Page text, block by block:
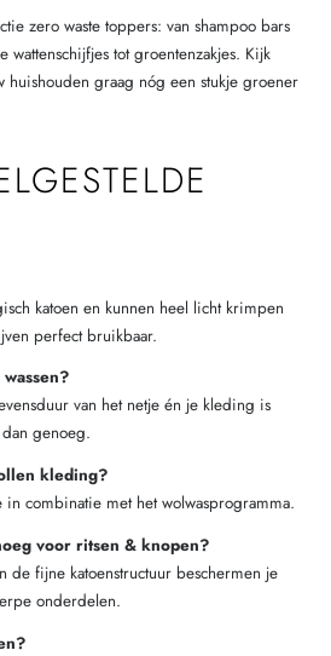
zero waste toppers: van shampoo bars
wattenschijfjes tot groentenzakjes. Kijk
huishouden graag nóg een stukje groener
katoen en kunnen heel licht krimpen
perfect bruikbaar.
van het netje én je kleding is
genoeg.
kleding?
in combinatie met het wolwasprogramma.
voor ritsen & knopen?
de fijne katoenstructuur beschermen je
onderdelen.